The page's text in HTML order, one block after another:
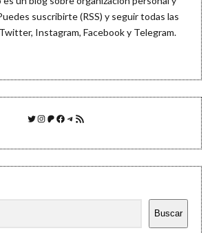
suscribirte (RSS) y seguir todas las
Twitter, Instagram, Facebooky Telegram.
Twitter
Instagram
Patreon
Facebook
Telegram
Feed RSS
Buscar